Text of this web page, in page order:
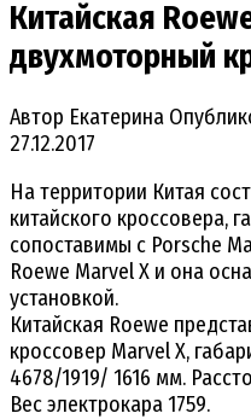
Китайская
двухмоторный
Автор Екатерина
27.12.2017
На территории Китая
китайского кроссовера,
сопоставимы с Porsche
Roewe Marvel X и она
установкой.
Китайская Roewe
кроссовер Marvel X,
4678/1919/ 1616 мм.
Вес электрокара 1759.